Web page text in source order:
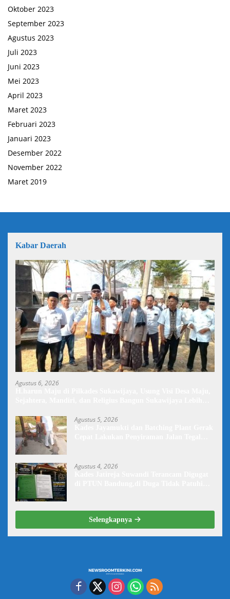
Oktober 2023
September 2023
Agustus 2023
Juli 2023
Juni 2023
Mei 2023
April 2023
Maret 2023
Februari 2023
Januari 2023
Desember 2022
November 2022
Maret 2019
Kabar Daerah
Agustus 6, 2026
Agustus 5, 2026
Agustus 4, 2026
Selengkapnya